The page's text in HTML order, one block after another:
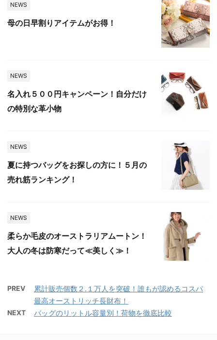
NEWS
母の日早割りアイテムがお得！
NEWS
名入れ５００円キャンペーン！自分だけ
の特別な革小物
NEWS
夏に持つバッグをお探しの方に！５月の
売れ筋ランキング！
NEWS
柔らか毛皮のオーストラリアムートン！
大人の冬は防寒だって≪美しく≫！
PREV
累計販売個数２.１万人を突破！誰もが認めるコスパ
最高オーストリッチ長財布！
NEXT バッグのリットル容量別！荷物を徹底比較